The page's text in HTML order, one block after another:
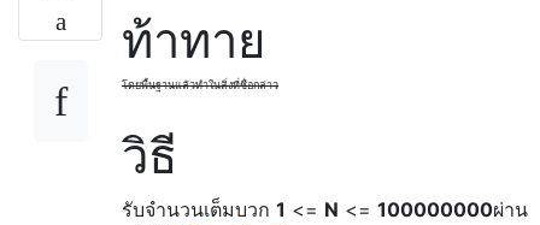
ท้าทาย
โดยพื้นฐานแล้วทำในสิ่งที่ชื่อกล่าว
วิธี
รับจำนวนเต็มบวก 1 <= N <= 100000000ผ่าน